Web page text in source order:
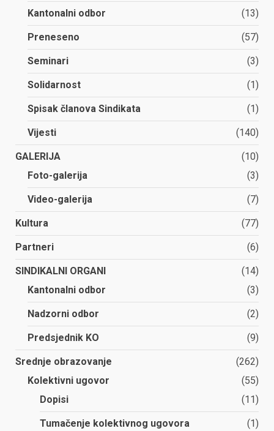
Kantonalni odbor (13)
Preneseno (57)
Seminari (3)
Solidarnost (1)
Spisak članova Sindikata (1)
Vijesti (140)
GALERIJA
(10)
Foto-galerija
(3)
Video-galerija (7)
Kultura (77)
Partneri (6)
SINDIKALNI ORGANI
(14)
Kantonalni odbor
(3)
Nadzorni odbor (2)
Predsjednik KO (9)
Srednje obrazovanje
(262)
Kolektivni ugovor
(55)
Dopisi
(11)
Tumačenje kolektivnog ugovora (1)